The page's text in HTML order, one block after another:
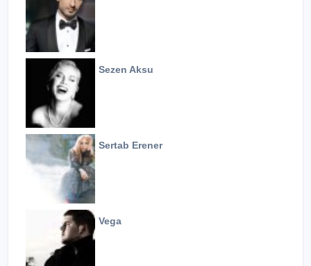
Sezen Aksu
Sertab Erener
Vega